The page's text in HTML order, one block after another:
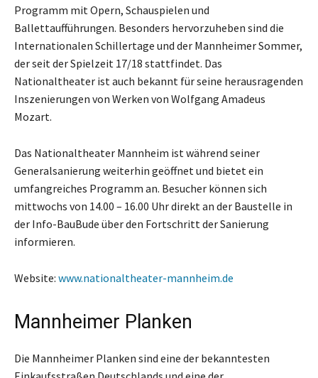
Programm mit Opern, Schauspielen und
Ballettaufführungen. Besonders hervorzuheben sind die
Internationalen Schillertage und der Mannheimer Sommer,
der seit der Spielzeit 17/18 stattfindet. Das
Nationaltheater ist auch bekannt für seine herausragenden
Inszenierungen von Werken von Wolfgang Amadeus
Mozart.
Das Nationaltheater Mannheim ist während seiner
General­sanierung weiterhin geöffnet und bietet ein
umfangreiches Programm an. Besucher können sich
mittwochs von 14.00 – 16.00 Uhr direkt an der Baustelle in
der Info-BauBude über den Fortschritt der Sanierung
informieren.
Website: www.nationaltheater-mannheim.de
Mannheimer Planken
Die Mannheimer Planken sind eine der bekanntesten